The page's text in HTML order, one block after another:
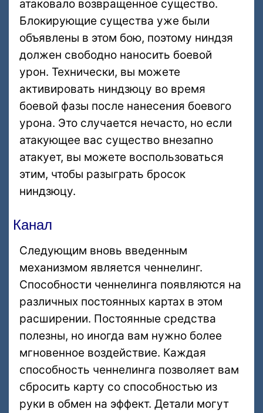
атаковало возвращенное существо.
Блокирующие существа уже были
объявлены в этом бою, поэтому ниндзя
должен свободно наносить боевой
урон. Технически, вы можете
активировать ниндзюцу во время
боевой фазы после нанесения боевого
урона. Это случается нечасто, но если
атакующее вас существо внезапно
атакует, вы можете воспользоваться
этим, чтобы разыграть бросок
ниндзюцу.
Канал
Следующим вновь введенным
механизмом является ченнелинг.
Способности ченнелинга появляются на
различных постоянных картах в этом
расширении. Постоянные средства
полезны, но иногда вам нужно более
мгновенное воздействие. Каждая
способность ченнелинга позволяет вам
сбросить карту со способностью из
руки в обмен на эффект. Детали могут